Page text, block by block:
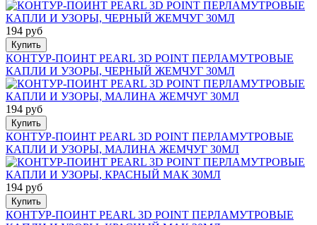
194 руб
Купить
КОНТУР-ПОИНТ PEARL 3D POINT ПЕРЛАМУТРОВЫЕ
КАПЛИ И УЗОРЫ, ЧЕРНЫЙ ЖЕМЧУГ 30МЛ
194 руб
Купить
КОНТУР-ПОИНТ PEARL 3D POINT ПЕРЛАМУТРОВЫЕ
КАПЛИ И УЗОРЫ, МАЛИНА ЖЕМЧУГ 30МЛ
194 руб
Купить
КОНТУР-ПОИНТ PEARL 3D POINT ПЕРЛАМУТРОВЫЕ